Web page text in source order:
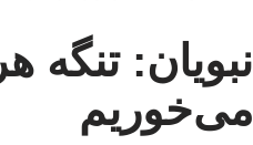
نبویان: تنگه
می‌خوریم